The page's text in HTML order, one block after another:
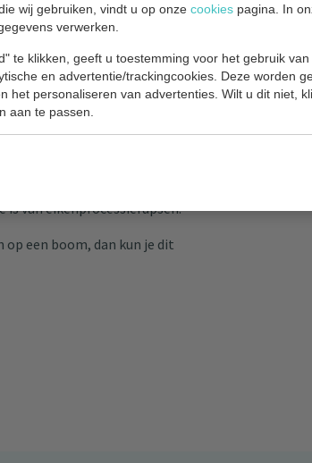
wij gebruiken, vindt u op onze cookies pagina. In
verwerken.
te klikken, geeft u toestemming voor het gebruik
en advertentie/trackingcookies. Deze worden
het personaliseren van advertenties. Wilt u dit niet,
aan te passen.
de eikenprocessierups
direct gevaar op voor
er toch rekening mee te
bij de Nationale Bomenbank
bedrijf verwijderd worden.
van eikenprocessierupsen.
een boom, dan kun je dit